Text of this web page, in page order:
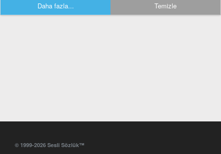
Daha fazla... Temizle
© 1999-2026 Sesli Sözlük™